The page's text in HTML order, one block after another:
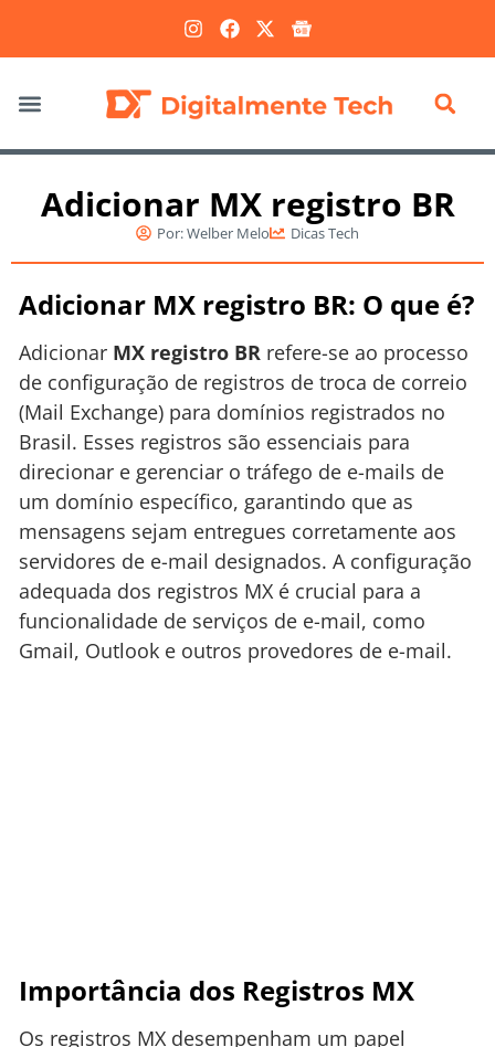
Adicionar MX registro BR
Por:Welber Melo Dicas Tech
Adicionar MX registro BR: O que é?
Adicionar MX registro BR refere-se ao processo
de configuração de registros de troca de correio
(Mail Exchange) para domínios registrados no
Brasil. Esses registros são essenciais para
direcionar e gerenciar o tráfego de e-mails de
um domínio específico, garantindo que as
mensagens sejam entregues corretamente aos
servidores de e-mail designados. A configuração
adequada dos registros MX é crucial para a
funcionalidade de serviços de e-mail, como
Gmail, Outlook e outros provedores de e-mail.
Importância dos Registros MX
Os registros MX desempenham um papel